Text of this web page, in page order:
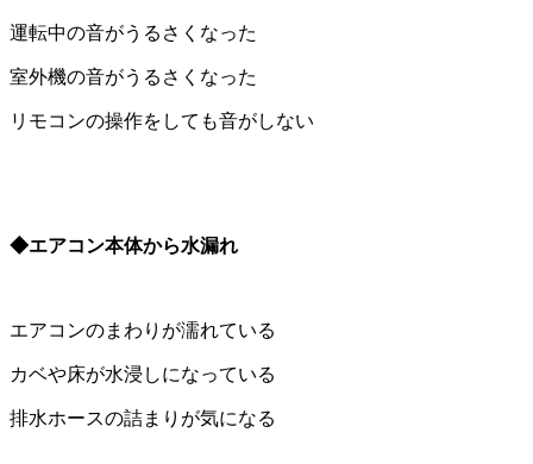
運転中の音がうるさくなった
室外機の音がうるさくなった
リモコンの操作をしても音がしない
◆エアコン本体から水漏れ
エアコンのまわりが濡れている
カベや床が水浸しになっている
排水ホースの詰まりが気になる